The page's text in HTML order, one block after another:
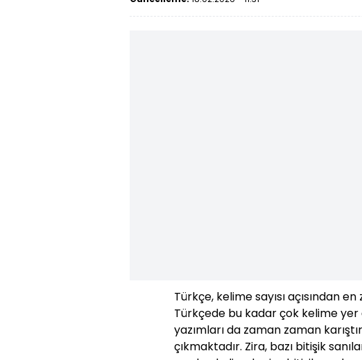
Türkçe, kelime sayısı açısından
Türkçede bu kadar çok kelime
yazımları da zaman zaman
çıkmaktadır. Zira, bazı bitişik